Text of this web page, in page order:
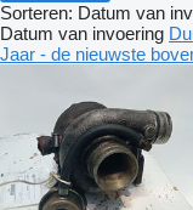
Sorteren: Datum van
Datum van invoering
Jaar - de nieuwste